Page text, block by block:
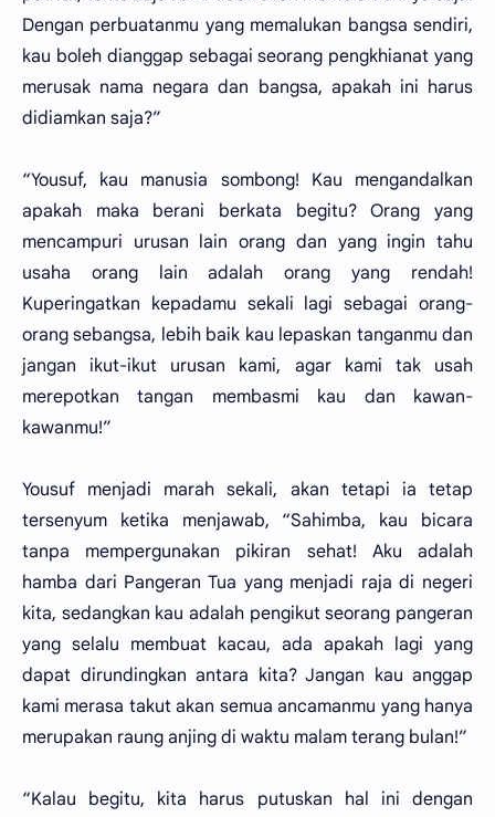
Dengan perbuatanmu yang memalukan bangsa sendiri,
kau boleh dianggap sebagai seorang pengkhianat yang
merusak nama negara dan bangsa, apakah ini harus
didiamkan saja?”
“Yousuf, kau manusia sombong! Kau mengandalkan
apakah maka berani berkata begitu? Orang yang
mencampuri urusan lain orang dan yang ingin tahu
usaha orang lain adalah orang yang rendah!
Kuperingatkan kepadamu sekali lagi sebagai orang-
orang sebangsa, lebih baik kau lepaskan tanganmu dan
jangan ikut-ikut urusan kami, agar kami tak usah
merepotkan tangan membasmi kau dan kawan-
kawanmu!”
Yousuf menjadi marah sekali, akan tetapi ia tetap
tersenyum ketika menjawab, “Sahimba, kau bicara
tanpa mempergunakan pikiran sehat! Aku adalah
hamba dari Pangeran Tua yang menjadi raja di negeri
kita, sedangkan kau adalah pengikut seorang pangeran
yang selalu membuat kacau, ada apakah lagi yang
dapat dirundingkan antara kita? Jangan kau anggap
kami merasa takut akan semua ancamanmu yang hanya
merupakan raung anjing di waktu malam terang bulan!”
“Kalau begitu, kita harus putuskan hal ini dengan